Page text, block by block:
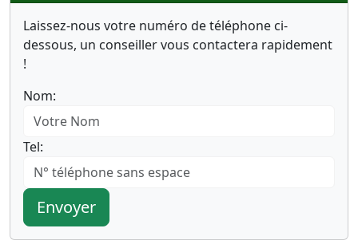
Laissez-nous votre numéro de téléphone ci-
dessous, un conseiller vous contactera rapidement
!
Nom:
Tel:
Envoyer